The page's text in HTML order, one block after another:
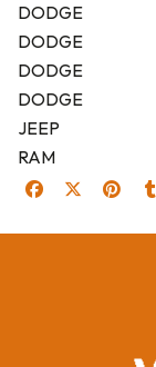
DODGE
DODGE
DODGE
DODGE
JEEP
RAM